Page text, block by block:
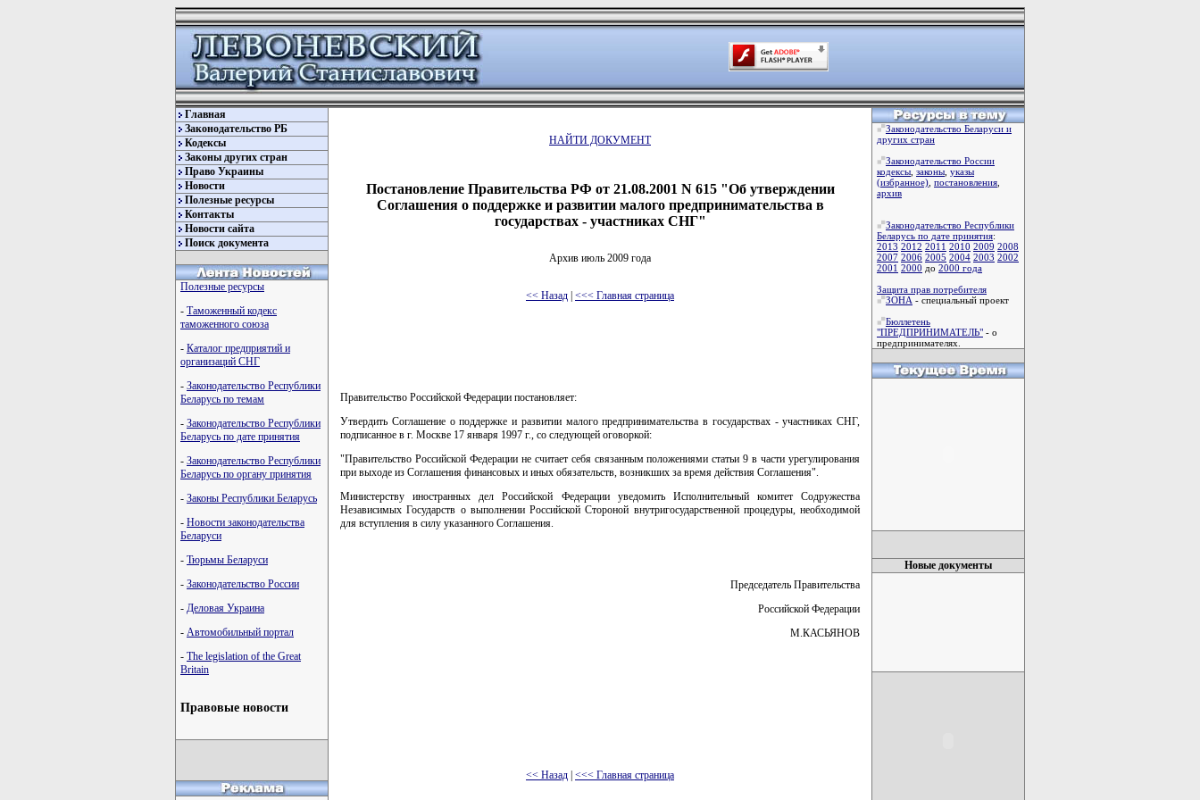
Главная
Законодательство РБ
Кодексы
Законы других стран
Право Украины
Новости
Полезные ресурсы
Контакты
Новости сайта
Поиск документа
Полезные ресурсы
- Таможенный кодекс
таможенного союза
- Каталог предприятий и
организаций СНГ
- Законодательство Республики
Беларусь по темам
- Законодательство Республики
Беларусь по дате принятия
- Законодательство Республики
Беларусь по органу принятия
- Законы Республики Беларусь
- Новости законодательства
Беларуси
- Тюрьмы Беларуси
- Законодательство России
- Деловая Украина
- Автомобильный портал
- The legislation of the Great
Britain
Правовые новости
НАЙТИ ДОКУМЕНТ
Постановление Правительства РФ от 21.08.2001 N 615 "Об утверждении
Соглашения о поддержке и развитии малого предпринимательства в
государствах - участниках СНГ"
Архив июль 2009 года
<< Назад <<< Главная страница
Правительство Российской Федерации постановляет:
Утвердить Соглашение о поддержке и развитии малого предпринимательства в государствах - участниках СНГ,
подписанное в г. Москве 17 января 1997 г., со следующей оговоркой:
"Правительство Российской Федерации не считает себя связанным положениями статьи 9 в части урегулирования
при выходе из Соглашения финансовых и иных обязательств, возникших за время действия Соглашения".
Министерству иностранных дел Российской Федерации уведомить Исполнительный комитет Содружества
Независимых Государств о выполнении Российской Стороной внутригосударственной процедуры, необходимой
для вступления в силу указанного Соглашения.
Председатель Правительства
Российской Федерации
М.КАСЬЯНОВ
<< Назад <<< Главная страница
Законодательство Беларуси и
других стран
Законодательство России
кодексы законы указы
(избранное) постановления
архив
Законодательство Республики
Беларусь по дате принятия:
2013 2012 2011 2010 2009 2008
2007 2006 2005 2004 2003 2002
2001 2000 до 2000 года
Защита прав потребителя
ЗОНА - специальный проект
Бюллетень
"ПРЕДПРИНИМАТЕЛЬ" - о
предпринимателях.
Новые документы